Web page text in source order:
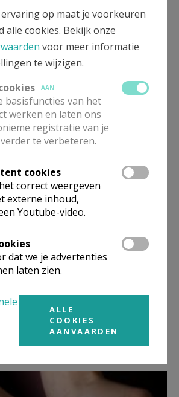
door
Christus de Levensboom Bocholt
op maat je voorkeuren
alle cookies. Bekijk onze
voor meer informatie
te wijzigen.
AAN
basisfuncties van het
werken en laten ons
registratie van je
te verbeteren.
cookies
correct weergeven
externe inhoud,
Youtube-video.
dat we je advertenties
laten zien.
ALLE
COOKIES
AANVAARDEN